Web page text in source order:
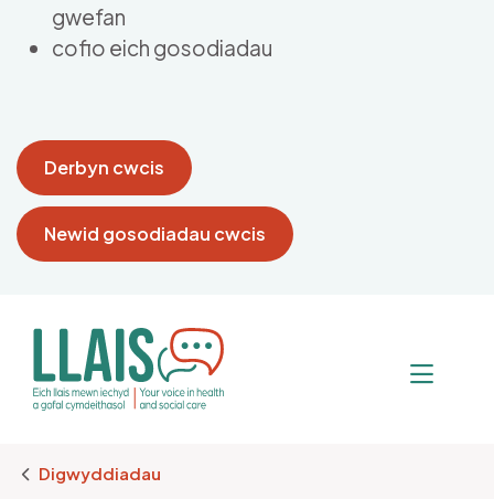
gwefan
cofio eich gosodiadau
Derbyn cwcis
Newid gosodiadau cwcis
Breadcrumb
Digwyddiadau